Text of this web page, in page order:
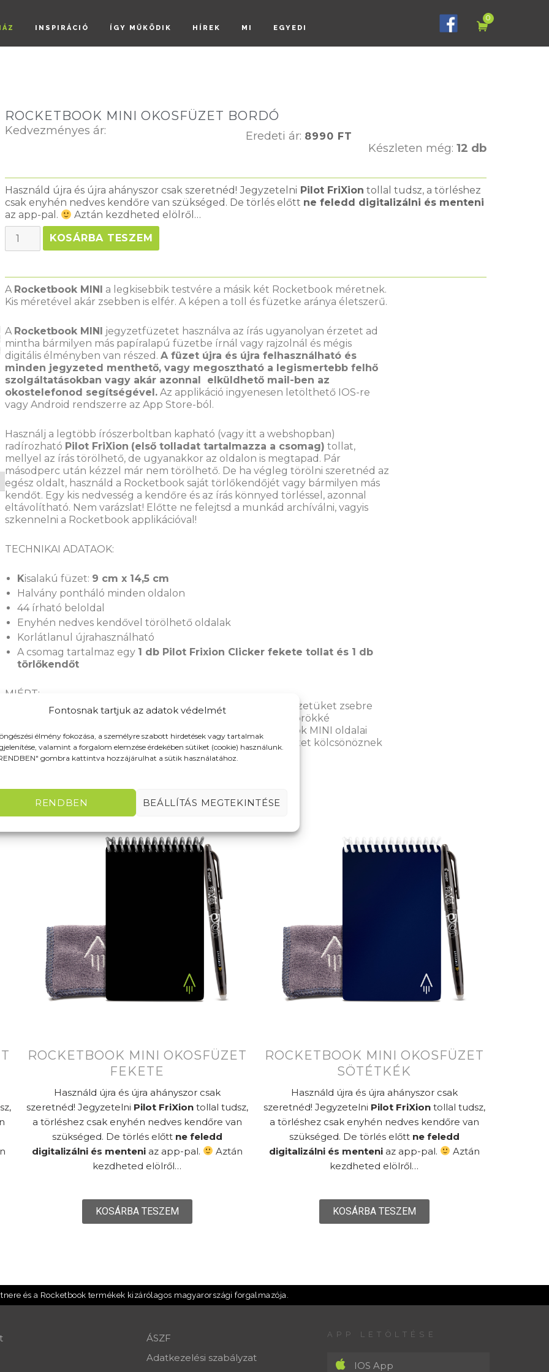
Fontosnak tartjuk az adatok védelmét
élmény fokozása, a személyre szabott hirdetések vagy tartalmak
valamint a forgalom elemzése érdekében sütiket (cookie) használunk.
gombra kattintva hozzájárulhat a sütik használatához.
RENDBEN BEÁLLÍTÁS MEGTEKINTÉSE
INSPIRÁCIÓ ÍGY MŰKÖDIK HÍREK MI EGYEDI
0
ROCKETBOOK MINI OKOSFÜZET BORDÓ
Kedvezményes ár: Eredeti ár: 8990 FT
Készleten még: 12 db
Használd újra és újra ahányszor csak szeretnéd! Jegyzetelni Pilot FriXion tollal tudsz, a törléshez
csak enyhén nedves kendőre van szükséged. De törlés előtt ne feledd digitalizálni és menteni
az app-pal.
Aztán kezdheted elölről…
KOSÁRBA TESZEM
A Rocketbook MINI
a legkisebbik testvére a másik két Rocketbook méretnek.
Kis méretével akár zsebben is elfér. A képen a toll és füzetke aránya életszerű.
A Rocketbook MINI
jegyzetfüzetet használva az írás ugyanolyan érzetet ad
mintha bármilyen más papíralapú füzetbe írnál vagy rajzolnál és mégis
digitális élményben van részed. A füzet újra és újra felhasználható és
minden jegyzeted menthető, vagy megosztható a legismertebb felhő
szolgáltatásokban vagy akár azonnal elküldhető mail-ben az
okostelefonod segítségével.Az applikáció ingyenesen letölthető IOS-re
vagy Android rendszerre az App Store-ból.
Használj a legtöbb írószerboltban kapható (vagy itt a webshopban)
radírozható Pilot FriXion (első tolladat tartalmazza a csomag) tollat,
mellyel az írás törölhető, de ugyanakkor az oldalon is megtapad. Pár
másodperc után kézzel már nem törölhető. De ha végleg törölni szeretnéd az
egész oldalt, használd a Rocketbook saját törlőkendőjét vagy bármilyen más
kendőt. Egy kis nedvesség a kendőre és az írás könnyed törléssel, azonnal
eltávolítható. Nem varázslat! Előtte ne felejtsd a munkád archíválni, vagyis
szkennelni a Rocketbook applikációval!
TECHNIKAI ADATAOK:
Kisalakú füzet: 9 cm x 14,5 cm
Halvány pontháló minden oldalon
44 írható beloldal
Enyhén nedves kendővel törölhető oldalak
Korlátlanul újrahasználható
A csomag tartalmaz egy 1 db Pilot Frixion Clicker fekete tollat és 1 db
törlőkendőt
MIÉRT:
Rocketbook MINIazoknak készült akik szeretnék okosfüzetüket zsebre
vágni. A nagyobb testvérekkel azonos tudású füzetet akár örökké
használhatod és ezzel a környezetet is véded. Az Rocketbook MINI oldalai
szintetikus anyagokból készülnek és könnyű, sima írási érzetet kölcsönöznek
a felhasználónak.
KAPCSOLÓDÓ TERMÉKEK
ROCKETBOOK MINI OKOSFÜZET
FEKETE
Használd újra és újra ahányszor csak
szeretnéd! Jegyzetelni Pilot FriXiontollal tudsz,
a törléshez csak enyhén nedves kendőre van
szükséged. De törlés előtt ne feledd
digitalizálni és menteniaz app-pal.
Aztán
kezdheted elölről…
KOSÁRBA TESZEM
ROCKETBOOK MINI OKOSFÜZET
SÖTÉTKÉK
Használd újra és újra ahányszor csak
szeretnéd! Jegyzetelni Pilot FriXiontollal tudsz,
a törléshez csak enyhén nedves kendőre van
szükséged. De törlés előtt ne feledd
digitalizálni és menteniaz app-pal.
Aztán
kezdheted elölről…
KOSÁRBA TESZEM
és a Rocketbook termékek kizárólagos magyarországi forgalmazója.
ÁSZF
Adatkezelési szabályzat
APP LETÖLTÉSE
IOS App